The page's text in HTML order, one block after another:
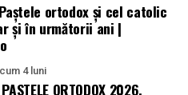
ortodox și cel catolic
și în următorii ani |
4 luni
ORTODOX 2026.